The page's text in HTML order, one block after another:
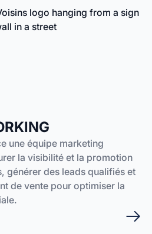
une équipe marketing
la visibilité et la promotion
générer des leads qualifiés et
de vente pour optimiser la